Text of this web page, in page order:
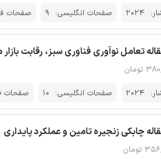
2024 صفحات انگلیسی: 9 صفحات
تعامل نوآوری فناوری سبز، رقابت
2024 صفحات انگلیسی: 10 صفحات
چابکی زنجیره تامین و عملکرد پایداری